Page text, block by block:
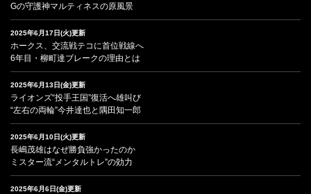
Gの守護神マルティネスの原風景
2025年6月17日(火)更新
ホークス、交流戦テコに首位戦線へ
6年目・柳町達ブレークの理由とは
2025年6月13日(金)更新
ライオンズ“投手王国”復活へ雄叫び
“左右の両輪”今井達也と隅田知一郎
2025年6月10日(火)更新
長嶋茂雄はなぜ勝負強かったのか
ミスター流“メンタルトレ”の効力
2025年6月6日(金)更新